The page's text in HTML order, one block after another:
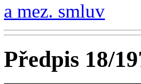
a mez. smluv
Předpis 18/